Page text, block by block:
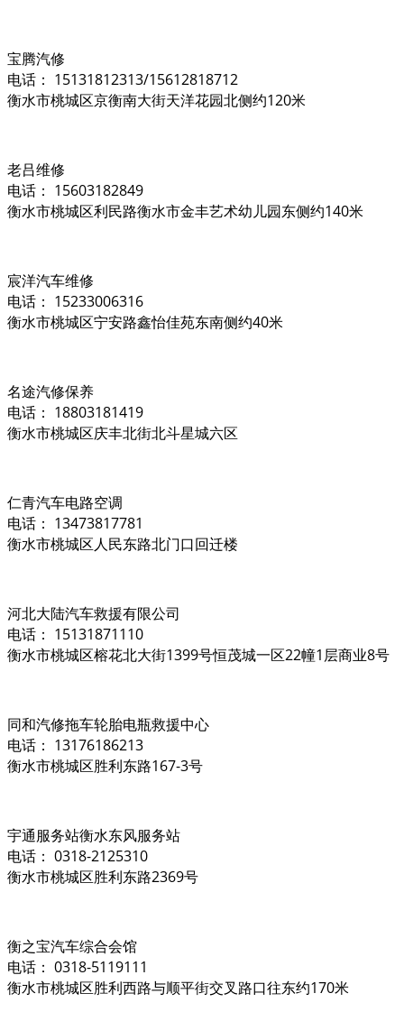
宝腾汽修
电话： 15131812313/15612818712
衡水市桃城区京衡南大街天洋花园北侧约120米
老吕维修
电话： 15603182849
衡水市桃城区利民路衡水市金丰艺术幼儿园东侧约140米
宸洋汽车维修
电话： 15233006316
衡水市桃城区宁安路鑫怡佳苑东南侧约40米
名途汽修保养
电话： 18803181419
衡水市桃城区庆丰北街北斗星城六区
仁青汽车电路空调
电话： 13473817781
衡水市桃城区人民东路北门口回迁楼
河北大陆汽车救援有限公司
电话： 15131871110
衡水市桃城区榕花北大街1399号恒茂城一区22幢1层商业8号
同和汽修拖车轮胎电瓶救援中心
电话： 13176186213
衡水市桃城区胜利东路167-3号
宇通服务站衡水东风服务站
电话： 0318-2125310
衡水市桃城区胜利东路2369号
衡之宝汽车综合会馆
电话： 0318-5119111
衡水市桃城区胜利西路与顺平街交叉路口往东约170米